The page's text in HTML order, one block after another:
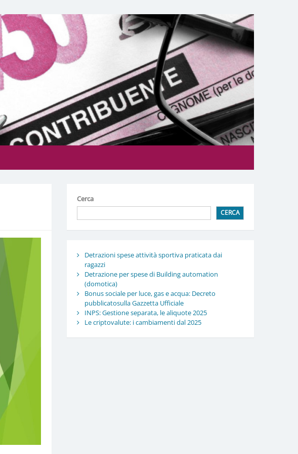
Cerca
CERCA
Detrazioni spese attività sportiva praticata dai
ragazzi
Detrazione per spese di Building automation
(domotica)
Bonus sociale per luce, gas e acqua: Decreto
pubblicatosulla Gazzetta Ufficiale
INPS: Gestione separata, le aliquote 2025
Le criptovalute: i cambiamenti dal 2025